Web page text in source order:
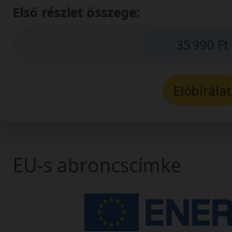
Első részlet összege:
35 990 Ft
Előbírálat
EU-s abroncscímke